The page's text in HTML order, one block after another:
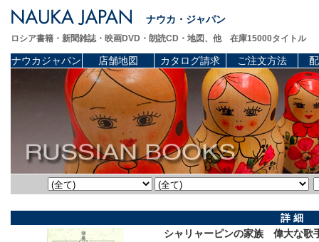
ナウカ・ジャパン
ロシア書籍・新聞雑誌・映画DVD・朗読CD・地図、他 在庫15000タイトル
ナウカジャパン 店舗地図 カタログ請求 ご注文方法
詳 細
シャリャーピンの家族 偉大な歌